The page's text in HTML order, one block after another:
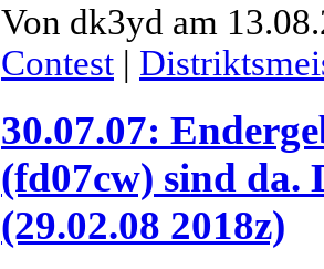
Von dk3yd am
Contest |
30.07.07:
(fd07cw) sind
(29.02.08 2018z)